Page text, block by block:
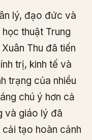
lý, đạo đức và
thuật Trung
Thu đã tiến
trị, kinh tế và
trạng của nhiều
chú ý hơn cả
và giáo lý đã
tạo hoàn cảnh